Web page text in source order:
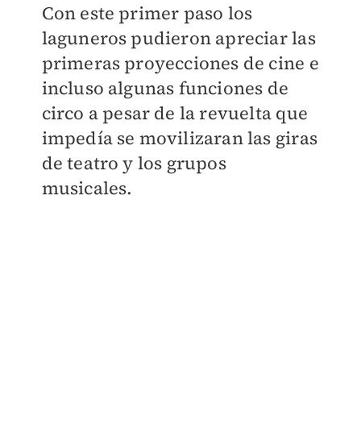
Con este primer paso los
laguneros pudieron apreciar las
primeras proyecciones de cine e
incluso algunas funciones de
circo a pesar de la revuelta que
impedía se movilizaran las giras
de teatro y los grupos
musicales.